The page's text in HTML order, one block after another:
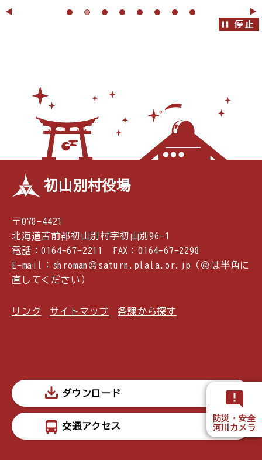
防災・安全
河川カメラ
初山別村役場
〒078-4421
北海道苫前郡初山別村字初山別96-1
電話：0164-67-2211 FAX：0164-67-2298
E-mail：shroman＠saturn.plala.or.jp（＠は半角に
直してください）
リンク サイトマップ 各課から探す
ダウンロード
交通アクセス